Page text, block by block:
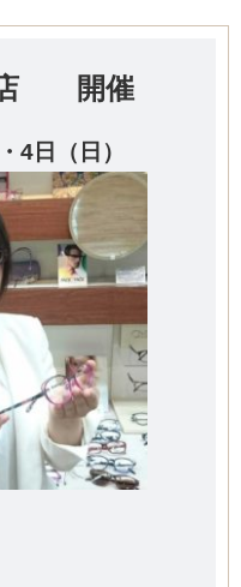
店 開催
4日（日）